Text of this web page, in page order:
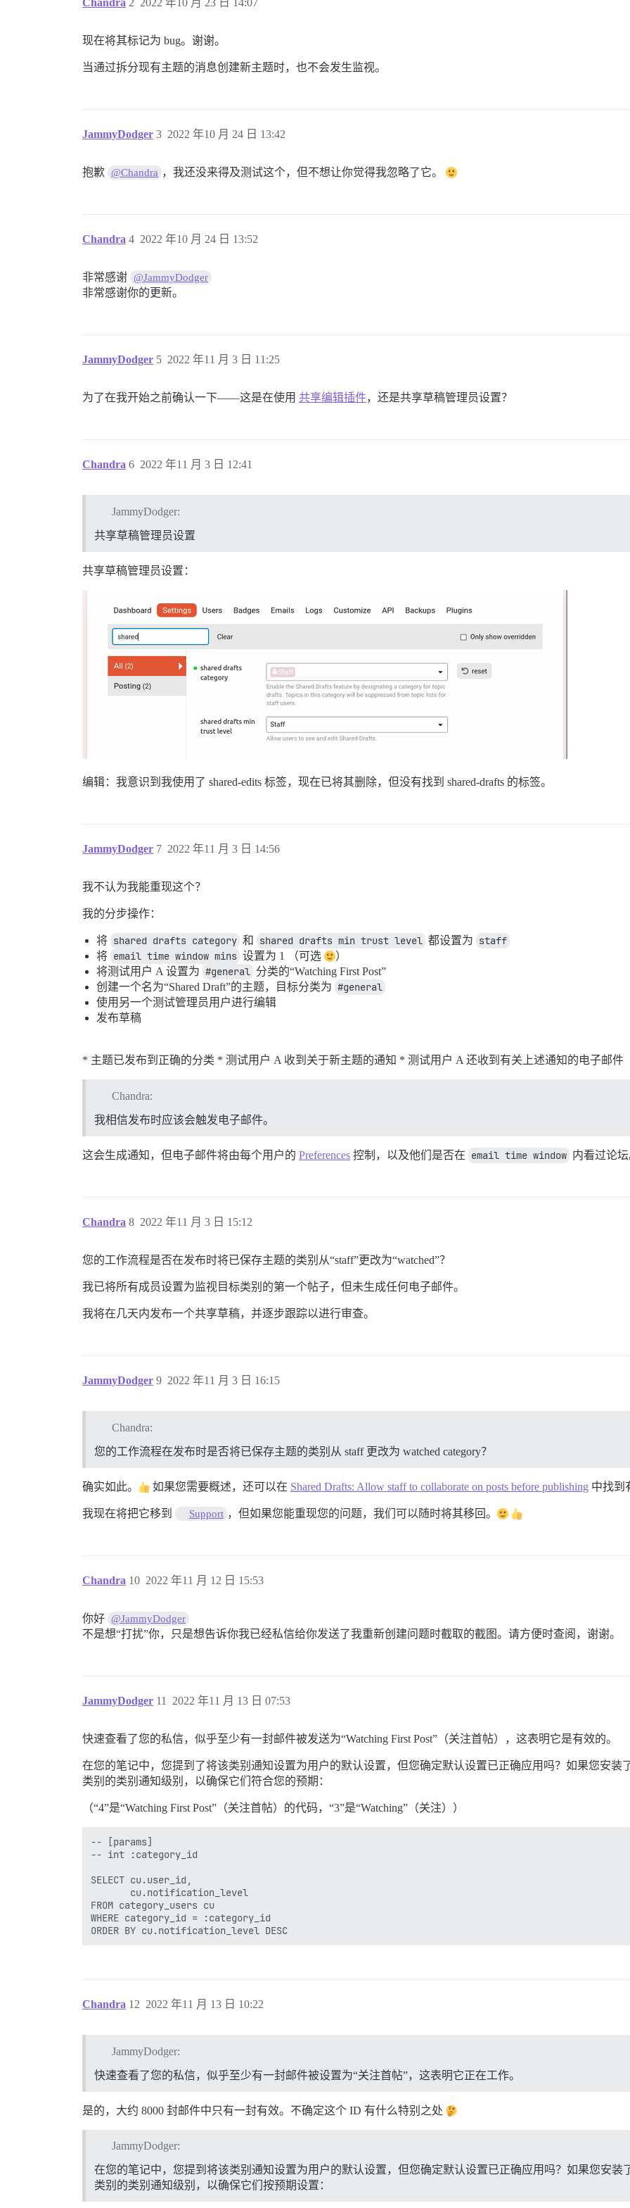
Chandra 2022 年10 月 23 日 14:07
2
现在将其标记为 bug。谢谢。
当通过拆分现有主题的消息创建新主题时，也不会发生监视。
JammyDodger 2022 年10 月 24 日 13:42
3
抱歉 @Chandra ，我还没来得及测试这个，但不想让你觉得我忽略了它。
Chandra 2022 年10 月 24 日 13:52
4
非常感谢 @JammyDodger
非常感谢你的更新。
JammyDodger 2022 年11 月 3 日 11:25
5
为了在我开始之前确认一下——这是在使用 共享编辑插件，还是共享草稿管理员设置？
Chandra 2022 年11 月 3 日 12:41
6
JammyDodger:
共享草稿管理员设置
共享草稿管理员设置：
编辑：我意识到我使用了 shared-edits 标签，现在已将其删除，但没有找到 shared-drafts 的标签。
JammyDodger 2022 年11 月 3 日 14:56
7
我不认为我能重现这个？
我的分步操作：
将 shared drafts category 和 shared drafts min trust level 都设置为 staff
将 email time window mins 设置为 1 （可选
）
将测试用户 A 设置为 #general 分类的“Watching First Post”
创建一个名为“Shared Draft”的主题，目标分类为 #general
使用另一个测试管理员用户进行编辑
发布草稿
* 主题已发布到正确的分类 * 测试用户 A 收到关于新主题的通知 * 测试用户 A 还收到有关上述通知的电子邮件
Chandra:
我相信发布时应该会触发电子邮件。
这会生成通知，但电子邮件将由每个用户的 Preferences 控制，以及他们是否在 email time window 内看过论
Chandra 2022 年11 月 3 日 15:12
8
您的工作流程是否在发布时将已保存主题的类别从“staff”更改为“watched”？
我已将所有成员设置为监视目标类别的第一个帖子，但未生成任何电子邮件。
我将在几天内发布一个共享草稿，并逐步跟踪以进行审查。
JammyDodger 2022 年11 月 3 日 16:15
9
Chandra:
您的工作流程在发布时是否将已保存主题的类别从 staff 更改为 watched category？
确实如此。 如果您需要概述，还可以在 Shared Drafts: Allow staff to collaborate on posts before publishing 中找到
我现在将把它移到 Support ，但如果您能重现您的问题，我们可以随时将其移回。
Chandra 2022 年11 月 12 日 15:53
10
你好 @JammyDodger
不是想“打扰”你，只是想告诉你我已经私信给你发送了我重新创建问题时截取的截图。请方便时查阅，谢谢。
JammyDodger 2022 年11 月 13 日 07:53
11
快速查看了您的私信，似乎至少有一封邮件被发送为“Watching First Post”（关注首帖），这表明它是有效的。
在您的笔记中，您提到了将该类别通知设置为用户的默认设置，但您确定默认设置已正确应用吗？如果您安装
类别的类别通知级别，以确保它们符合您的预期：
（“4”是“Watching First Post”（关注首帖）的代码，“3”是“Watching”（关注））
-- [params]
-- int :category_id
SELECT cu.user_id,
       cu.notification_level
FROM category_users cu
WHERE category_id = :category_id
Chandra 2022 年11 月 13 日 10:22
12
JammyDodger:
快速查看了您的私信，似乎至少有一封邮件被设置为“关注首帖”，这表明它正在工作。
是的，大约 8000 封邮件中只有一封有效。不确定这个 ID 有什么特别之处
JammyDodger:
在您的笔记中，您提到将该类别通知设置为用户的默认设置，但您确定默认设置已正确应用吗？如果您安装
类别的类别通知级别，以确保它们按预期设置：